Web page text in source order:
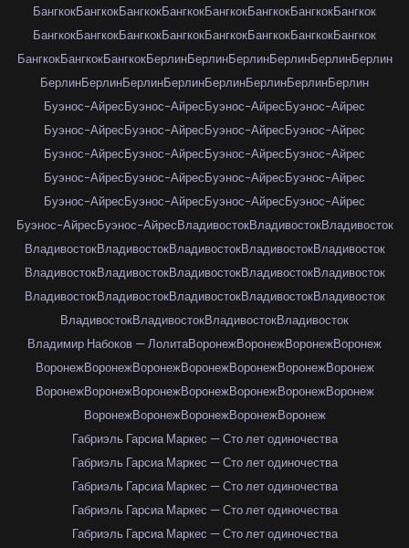
БангкокБангкокБангкокБангкокБангкокБангкокБангкокБангкок
БангкокБангкокБангкокБангкокБангкокБангкокБангкокБангкок
БангкокБангкокБангкокБерлинБерлинБерлинБерлинБерлинБерлин
БерлинБерлинБерлинБерлинБерлинБерлинБерлинБерлин
Буэнос-АйресБуэнос-АйресБуэнос-АйресБуэнос-Айрес
Буэнос-АйресБуэнос-АйресБуэнос-АйресБуэнос-Айрес
Буэнос-АйресБуэнос-АйресБуэнос-АйресБуэнос-Айрес
Буэнос-АйресБуэнос-АйресБуэнос-АйресБуэнос-Айрес
Буэнос-АйресБуэнос-АйресБуэнос-АйресБуэнос-Айрес
Буэнос-АйресБуэнос-АйресВладивостокВладивостокВладивосток
ВладивостокВладивостокВладивостокВладивостокВладивосток
ВладивостокВладивостокВладивостокВладивостокВладивосток
ВладивостокВладивостокВладивостокВладивостокВладивосток
ВладивостокВладивостокВладивостокВладивосток
Владимир Набоков — ЛолитаВоронежВоронежВоронежВоронеж
ВоронежВоронежВоронежВоронежВоронежВоронежВоронеж
ВоронежВоронежВоронежВоронежВоронежВоронежВоронеж
ВоронежВоронежВоронежВоронежВоронеж
Габриэль Гарсиа Маркес — Сто лет одиночества
Габриэль Гарсиа Маркес — Сто лет одиночества
Габриэль Гарсиа Маркес — Сто лет одиночества
Габриэль Гарсиа Маркес — Сто лет одиночества
Габриэль Гарсиа Маркес — Сто лет одиночества